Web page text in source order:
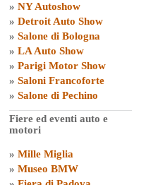
» NY Autoshow
» Detroit Auto Show
» Salone di Bologna
» LA Auto Show
» Parigi Motor Show
» Saloni Francoforte
» Salone di Pechino
Fiere ed eventi auto e
motori
» Mille Miglia
» Museo BMW